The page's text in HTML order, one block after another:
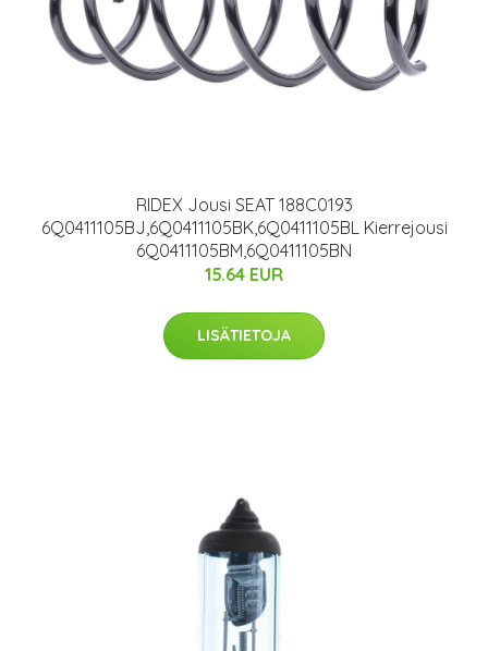
RIDEX Jousi SEAT 188C0193
6Q0411105BJ,6Q0411105BK,6Q0411105BL Kierrejousi
6Q0411105BM,6Q0411105BN
15.64 EUR
LISÄTIETOJA